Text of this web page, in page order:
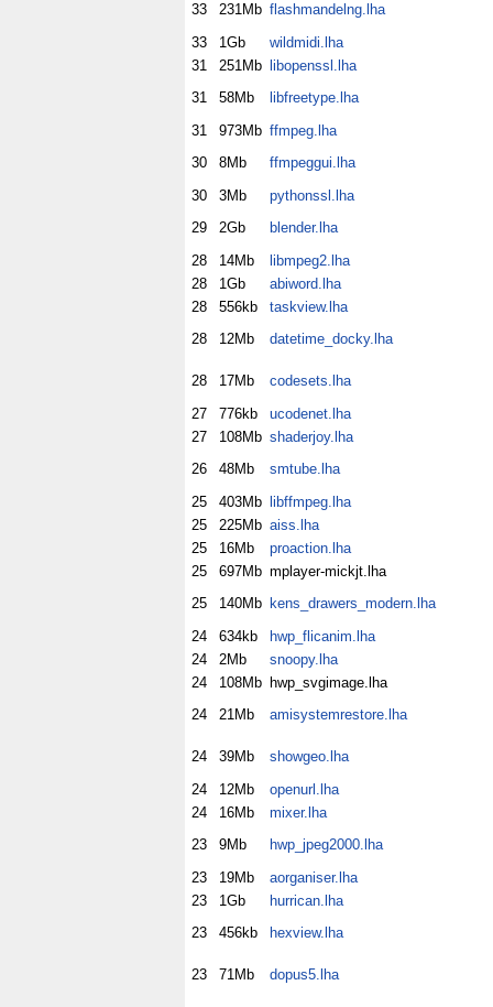
33
231Mb flashmandelng.lha
33
1Gb
wildmidi.lha
31
251Mb
libopenssl.lha
31
58Mb
libfreetype.lha
31
973Mb ffmpeg.lha
30
8Mb
ffmpeggui.lha
30
3Mb
pythonssl.lha
29
2Gb
blender.lha
28
14Mb
libmpeg2.lha
28
1Gb
abiword.lha
28
556kb
taskview.lha
28
12Mb datetime_docky.lha
28 17Mb
codesets.lha
27
776kb
ucodenet.lha
27
108Mb shaderjoy.lha
26
48Mb
smtube.lha
25
403Mb
libffmpeg.lha
25
225Mb aiss.lha
25
16Mb
proaction.lha
25
697Mb mplayer-mickjt.lha
25
140Mb kens_drawers_modern.lha
24
634kb
hwp_flicanim.lha
24
2Mb
snoopy.lha
24
108Mb hwp_svgimage.lha
24
21Mb amisystemrestore.lha
24 39Mb
showgeo.lha
24
12Mb
openurl.lha
24
16Mb
mixer.lha
23
9Mb
hwp_jpeg2000.lha
23
19Mb
aorganiser.lha
23
1Gb
hurrican.lha
23
456kb hexview.lha
23 71Mb dopus5.lha